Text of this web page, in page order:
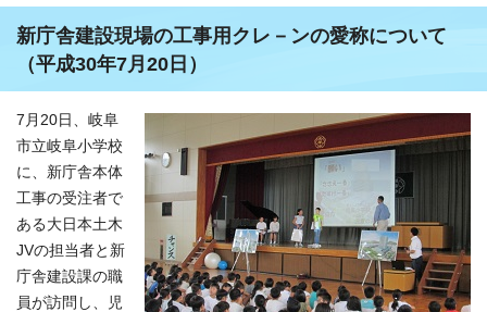
新庁舎建設現場の工事用クレ－ンの愛称について
（平成30年7月20日）
7月20日、岐阜
市立岐阜小学校
に、新庁舎本体
工事の受注者で
ある大日本土木
JVの担当者と新
庁舎建設課の職
員が訪問し、児